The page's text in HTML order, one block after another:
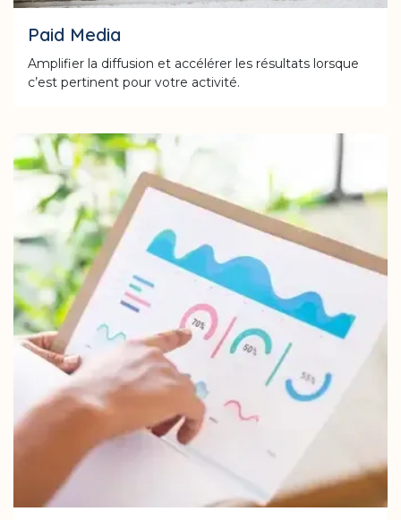
Paid Media
Amplifier la diffusion et accélérer les résultats lorsque
c’est pertinent pour votre activité.